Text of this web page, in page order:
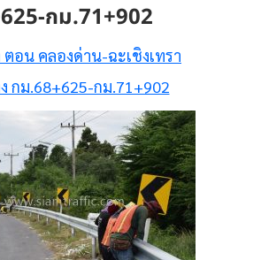
กม.71+902
ตอน คลองด่าน-ฉะเชิงเทรา
กม.68+625-กม.71+902